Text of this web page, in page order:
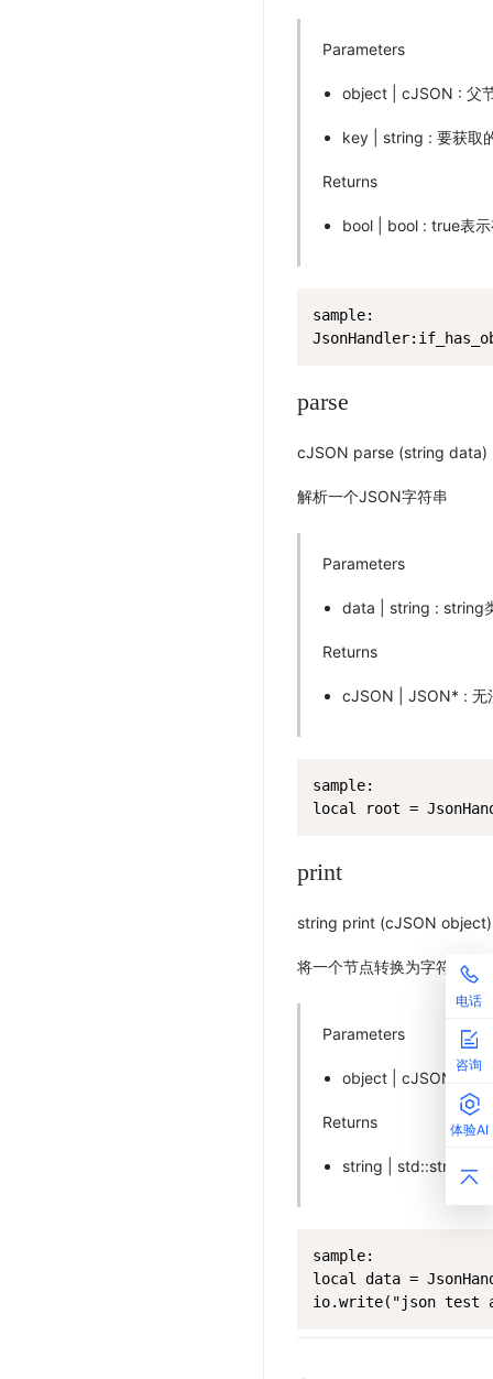
电话
咨询
体验AI
Parameters
object | cJSON : 父
key | string : 要获取
Returns
bool | bool : true表
sample:
parse
cJSON parse (string data)
解析一个JSON字符串
Parameters
data | string : string
Returns
cJSON | JSON* : 无
sample:
local root =
print
string print (cJSON object)
将一个节点转换为字符串
Parameters
object | cJSON : 被
Returns
string | std::string :
sample:
local data =
io.write("json test